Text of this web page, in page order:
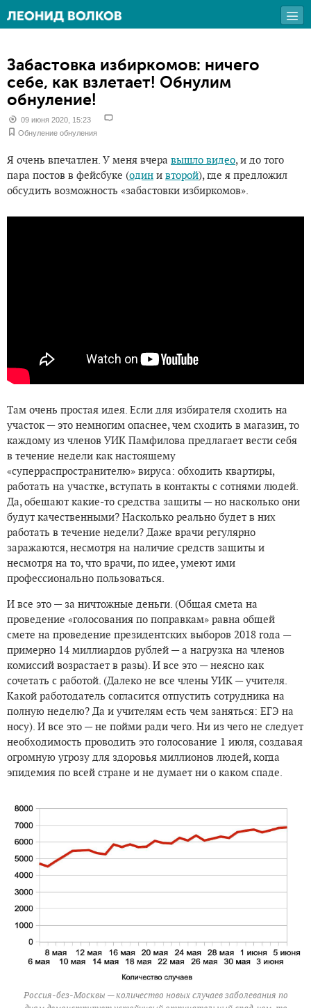
Забастовка избиркомов: ничего
себе, как взлетает! Обнулим
обнуление!
09 июня 2020, 15:23
Обнуление обнуления
Я очень впечатлен. У меня вчера вышло видео, и до того
пара постов в фейсбуке (один и второй), где я предложил
обсудить возможность «забастовки избиркомов».
Там очень простая идея. Если для избирателя сходить на
участок — это немногим опаснее, чем сходить в магазин, то
каждому из членов УИК Памфилова предлагает вести себя
в течение недели как настоящему
«суперраспространителю» вируса: обходить квартиры,
работать на участке, вступать в контакты с сотнями людей.
Да, обещают какие-то средства защиты — но насколько они
будут качественными? Насколько реально будет в них
работать в течение недели? Даже врачи регулярно
заражаются, несмотря на наличие средств защиты и
несмотря на то, что врачи, по идее, умеют ими
профессионально пользоваться.
И все это — за ничтожные деньги. (Общая смета на
проведение «голосования по поправкам» равна общей
смете на проведение президентских выборов 2018 года —
примерно 14 миллиардов рублей — а нагрузка на членов
комиссий возрастает в разы). И все это — неясно как
сочетать с работой. (Далеко не все члены УИК — учителя.
Какой работодатель согласится отпустить сотрудника на
полную неделю? Да и учителям есть чем заняться: ЕГЭ на
носу). И все это — не пойми ради чего. Ни из чего не следует
необходимость проводить это голосование 1 июля, создавая
огромную угрозу для здоровья миллионов людей, когда
эпидемия по всей стране и не думает ни о каком спаде.
Россия-без-Москвы — количество новых случаев заболевания по